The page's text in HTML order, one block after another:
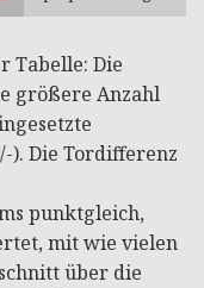
Tabelle: Die
größere Anzahl
). Die Tordifferenz
punktgleich,
mit wie vielen
über die